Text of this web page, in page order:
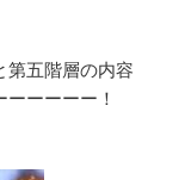
第五階層の内容
ーーーーー！